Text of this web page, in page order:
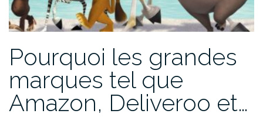
Pourquoi les grandes
marques tel que
Amazon, Deliveroo et…